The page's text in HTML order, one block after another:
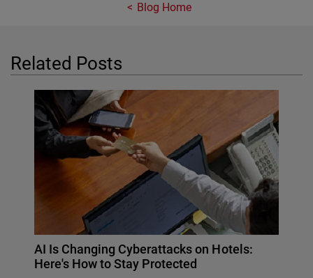
Blog Home
Related Posts
AI Is Changing Cyberattacks on Hotels:
Here's How to Stay Protected